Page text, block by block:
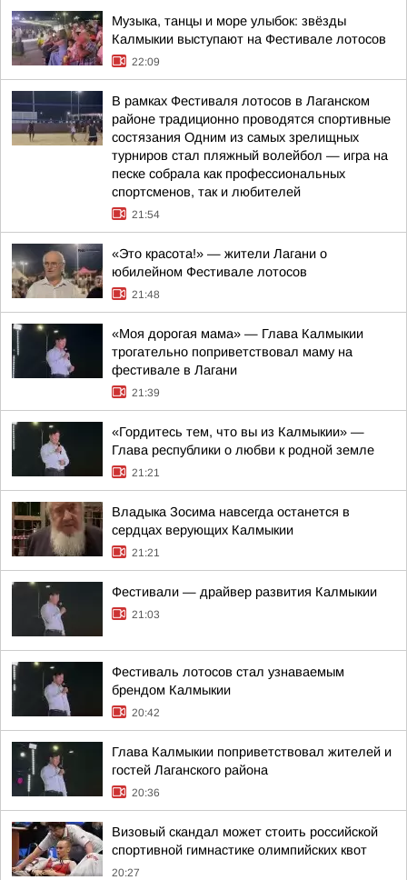
Музыка, танцы и море улыбок: звёзды
Калмыкии выступают на Фестивале лотосов
22:09
В рамках Фестиваля лотосов в Лаганском
районе традиционно проводятся спортивные
состязания Одним из самых зрелищных
турниров стал пляжный волейбол — игра на
песке собрала как профессиональных
спортсменов, так и любителей
21:54
«Это красота!» — жители Лагани о
юбилейном Фестивале лотосов
21:48
«Моя дорогая мама» — Глава Калмыкии
трогательно поприветствовал маму на
фестивале в Лагани
21:39
«Гордитесь тем, что вы из Калмыкии» —
Глава республики о любви к родной земле
21:21
Владыка Зосима навсегда останется в
сердцах верующих Калмыкии
21:21
Фестивали — драйвер развития Калмыкии
21:03
Фестиваль лотосов стал узнаваемым
брендом Калмыкии
20:42
Глава Калмыкии поприветствовал жителей и
гостей Лаганского района
20:36
Визовый скандал может стоить российской
спортивной гимнастике олимпийских квот
20:27